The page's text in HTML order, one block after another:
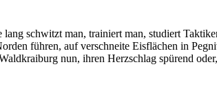
schwitzt man, trainiert man, studiert
führen, auf verschneite Eisflächen in
nun, ihren Herzschlag spürend